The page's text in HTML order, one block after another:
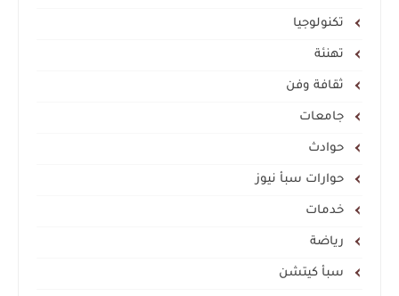
تكنولوجيا
تهنئة
ثقافة وفن
جامعات
حوادث
حوارات سبأ نيوز
خدمات
رياضة
سبأ كيتشن